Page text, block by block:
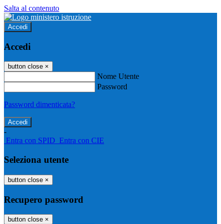
Salta al contenuto
Accedi
Accedi
button close ×
Nome Utente
Password
Password dimenticata?
-
Entra con SPID Entra con CIE
Seleziona utente
button close ×
Recupero password
button close ×